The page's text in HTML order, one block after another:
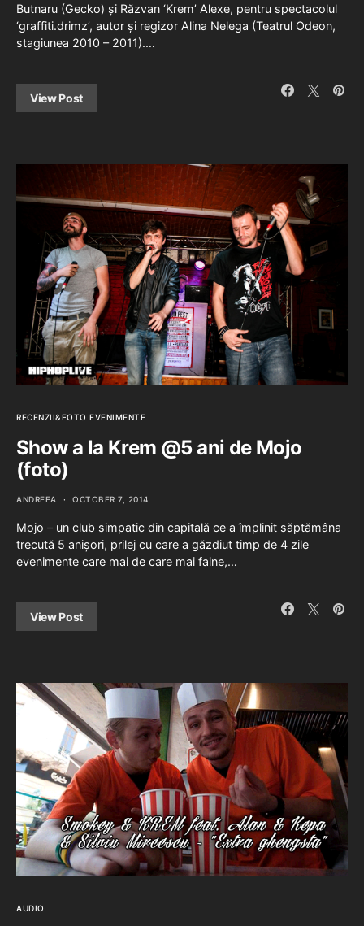
Butnaru (Gecko) și Răzvan ‘Krem’ Alexe, pentru spectacolul
‘graffiti.drimz’, autor și regizor Alina Nelega (Teatrul Odeon,
stagiunea 2010 – 2011).…
View Post
RECENZII&FOTO EVENIMENTE
Show a la Krem @5 ani de Mojo
(foto)
ANDREEA OCTOBER 7, 2014
Mojo – un club simpatic din capitală ce a împlinit săptămâna
trecută 5 anișori, prilej cu care a găzdiut timp de 4 zile
evenimente care mai de care mai faine,…
View Post
AUDIO